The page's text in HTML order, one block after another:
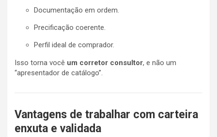
Documentação em ordem.
Precificação coerente.
Perfil ideal de comprador.
Isso torna você um corretor consultor, e não um
“apresentador de catálogo”.
Vantagens de trabalhar com carteira
enxuta e validada